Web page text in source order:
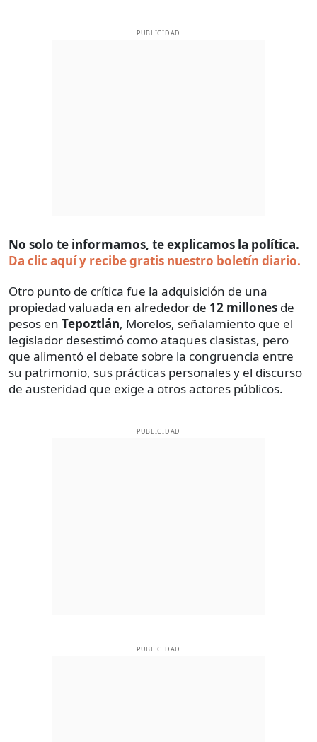
PUBLICIDAD
No solo te informamos, te explicamos la política.
Da clic aquí y recibe gratis nuestro boletín diario.
Otro punto de crítica fue la adquisición de una
propiedad valuada en alrededor de 12 millones de
pesos en Tepoztlán, Morelos, señalamiento que el
legislador desestimó como ataques clasistas, pero
que alimentó el debate sobre la congruencia entre
su patrimonio, sus prácticas personales y el discurso
de austeridad que exige a otros actores públicos.
PUBLICIDAD
PUBLICIDAD